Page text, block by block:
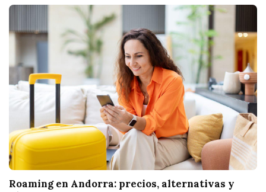
Roaming en Andorra: precios, alternativas y